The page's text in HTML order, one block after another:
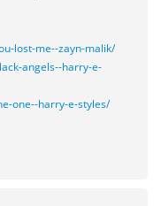
lost-me--zayn-malik/
angels--harry-e-
one--harry-e-styles/